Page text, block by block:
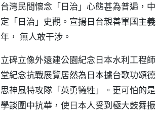
台灣民間懷念「日治」心態甚為普遍，
定「日治」史觀。宣揚日台親善軍國主
年， 無人敢干涉。
立碑立像外還建公園紀念日本水利工程
堂紀念抗戰展覽居然為日本據台歌功頌
思神風特攻隊「英勇犧牲」。更可怕的
學談圍中抗華，使日本人受到極大鼓舞